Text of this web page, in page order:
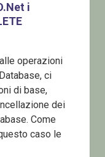
i
operazioni
ci
di base,
dei
Come
caso le